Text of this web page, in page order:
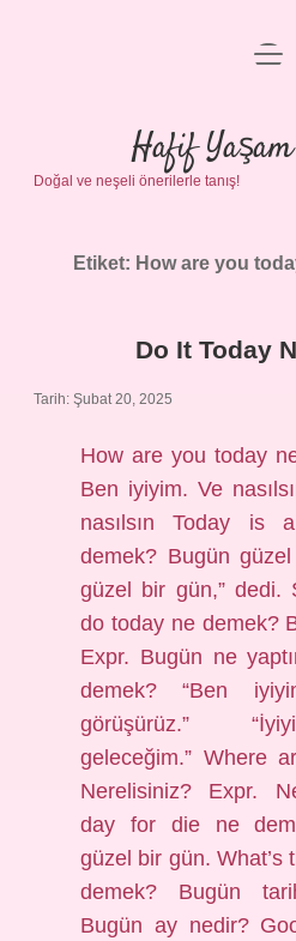
Gizlilik
Yasal
Hafif
Doğal ve neşeli önerilerle tanış!
Etiket: How are you
Do It Today
Tarih: Şubat 20, 2025
How are you today
Ben iyiyim. Ve
nasılsın Today is
demek? Bugün
güzel bir gün,” dedi.
do today ne demek?
Expr. Bugün ne
demek? “Ben
görüşürüz.”
geleceğim.” Where
Nerelisiniz? Expr.
day for die ne
güzel bir gün. What’s
demek? Bugün
Bugün ay nedir?